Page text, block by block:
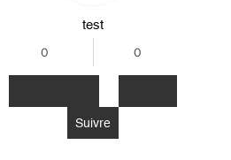
test
0 Abonnés
0
Suivre